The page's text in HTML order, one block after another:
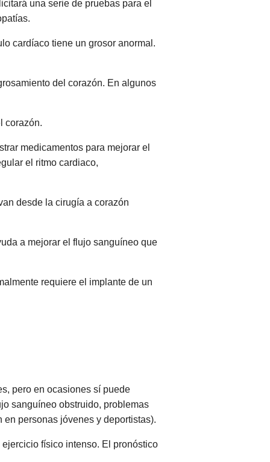
una serie de pruebas para el
cardíaco tiene un grosor anormal.
del corazón. En algunos
corazón.
medicamentos para mejorar el
el ritmo cardiaco,
desde la cirugía a corazón
a mejorar el flujo sanguíneo que
requiere el implante de un
pero en ocasiones sí puede
sanguíneo obstruido, problemas
personas jóvenes y deportistas).
físico intenso. El pronóstico